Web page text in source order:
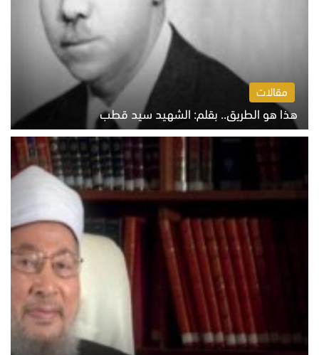
مقالات
هذا هو الطريق.. بقلم: الشهيد سيد قطب
الخميس 6 أغسطس 2026 10:52 ص